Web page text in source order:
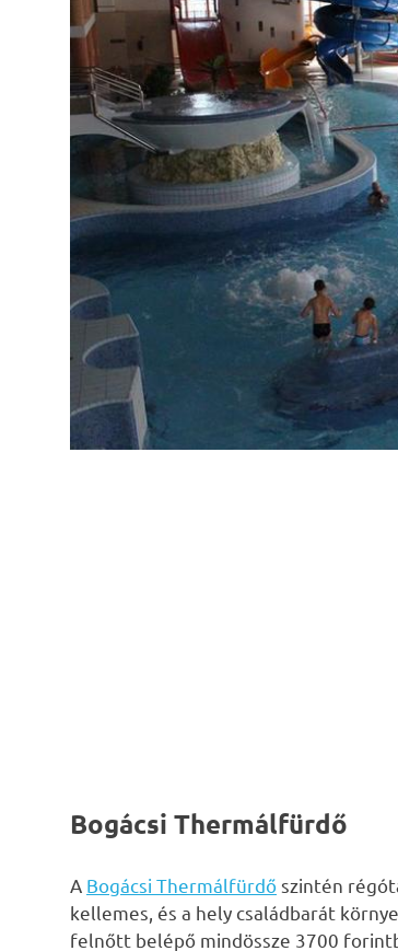
Bogácsi Thermálfürdő
A Bogácsi Thermálfürdő szintén
kellemes, és a hely családbarát
felnőtt belépő mindössze 3700